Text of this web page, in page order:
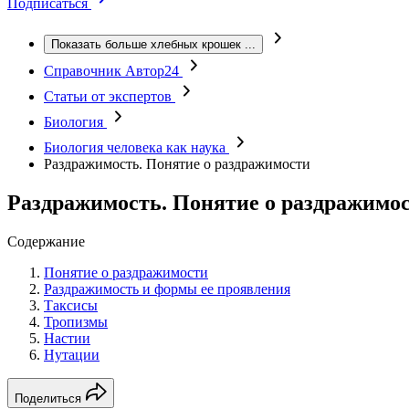
Подписаться
Показать больше хлебных крошек ...
Справочник Автор24
Статьи от экспертов
Биология
Биология человека как наука
Раздражимость. Понятие о раздражимости
Раздражимость. Понятие о
Содержание
Понятие о раздражимости
Раздражимость и формы ее проявления
Таксисы
Тропизмы
Настии
Нутации
Поделиться